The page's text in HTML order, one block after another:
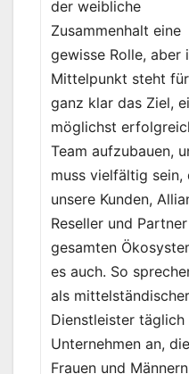
der weibliche
Zusammenhalt eine
gewisse Rolle, aber
Mittelpunkt steht
ganz klar das Ziel,
möglichst
Team aufzubauen,
muss vielfältig sein,
unsere Kunden,
Reseller und
gesamten
es auch. So
als
Dienstleister täglich
Unternehmen an,
Frauen und Männern